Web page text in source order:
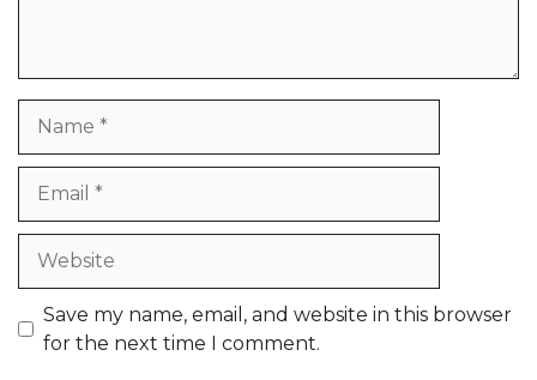
Save my name, email, and website in this browser
for the next time I comment.